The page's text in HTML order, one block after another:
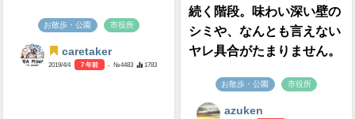
お散歩・公園 市役所
caretaker
2019/4/4 7 年前 - №4483 1783
続く階段。味わい深い壁の
シミや、なんとも言えない
ヤレ具合がたまりません。
お散歩・公園 市役所
azuken